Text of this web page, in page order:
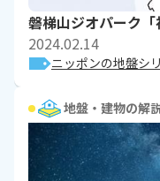
磐梯山ジオパーク「
2024.02.14
ニッポンの地盤シ
地盤・建物の解